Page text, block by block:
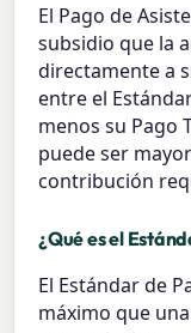
El Pago de
subsidio que la
directamente a
entre el
menos su Pago
puede ser
contribución
¿Qué es el
El Estándar de
máximo que